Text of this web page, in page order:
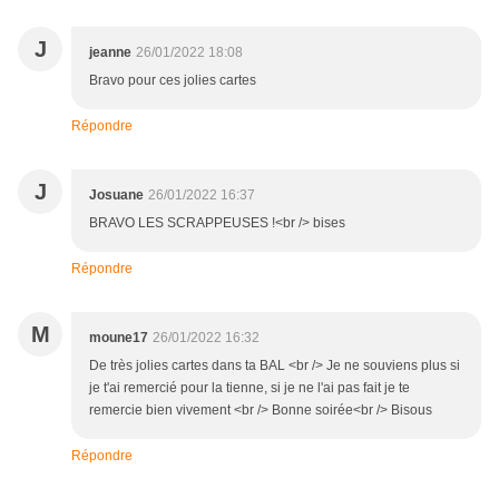
J jeanne 26/01/2022 18:08
Bravo pour ces jolies cartes
Répondre
J Josuane 26/01/2022 16:37
BRAVO LES SCRAPPEUSES !<br /> bises
Répondre
M moune17 26/01/2022 16:32
De très jolies cartes dans ta BAL <br /> Je ne souviens plus si
je t'ai remercié pour la tienne, si je ne l'ai pas fait je te
remercie bien vivement <br /> Bonne soirée<br /> Bisous
Répondre